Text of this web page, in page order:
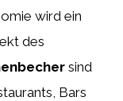
wird ein
des
sind
Bars